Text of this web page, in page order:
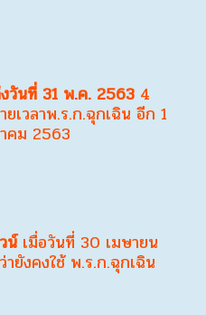
วันที่ 31 พ.ค. 2563 4
เวลาพ.ร.ก.ฉุกเฉิน อีก 1
คม 2563
น์ เมื่อวันที่ 30 เมษายน
ยังคงใช้ พ.ร.ก.ฉุกเฉิน